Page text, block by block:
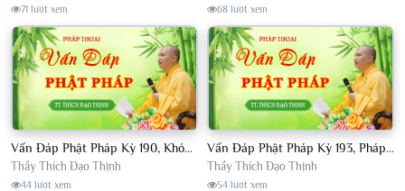
71 lượt xem 68 lượt xem
Vấn Đáp Phật Pháp Kỳ 190, Khóa Tu Sinh Viên Con Kể Bụt Nghe Tháng 05, 2023 TT. Thích Đạo Thịnh - CKN
Thầy Thích Đạo Thịnh
44 lượt xem
Vấn Đáp Phật Pháp Kỳ 193, Pháp Hội TPTTHN Tháng 04/2023 TT. Thích Đạo Thịnh - CKN
Thầy Thích Đạo Thịnh
54 lượt xem